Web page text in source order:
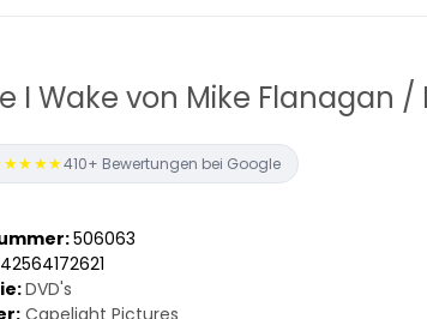
I Wake von Mike Flanagan /
410+ Bewertungen bei Google
506063
DVD's